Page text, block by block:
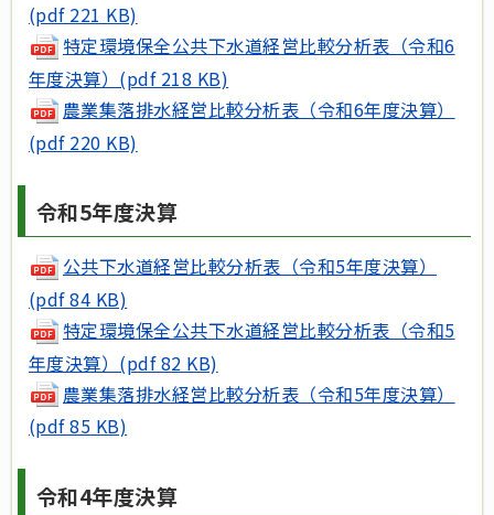
(pdf 221 KB)
特定環境保全公共下水道経営比較分析表（令和6
年度決算）(pdf 218 KB)
農業集落排水経営比較分析表（令和6年度決算）
(pdf 220 KB)
令和5年度決算
公共下水道経営比較分析表（令和5年度決算）
(pdf 84 KB)
特定環境保全公共下水道経営比較分析表（令和5
年度決算）(pdf 82 KB)
農業集落排水経営比較分析表（令和5年度決算）
(pdf 85 KB)
令和4年度決算